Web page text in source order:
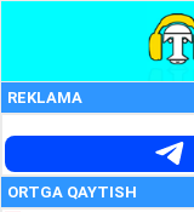
REKLAMA
ORTGA QAYTISH